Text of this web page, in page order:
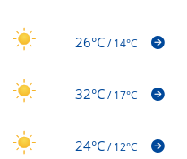
26°C/14°C
32°C/17°C
24°C/12°C